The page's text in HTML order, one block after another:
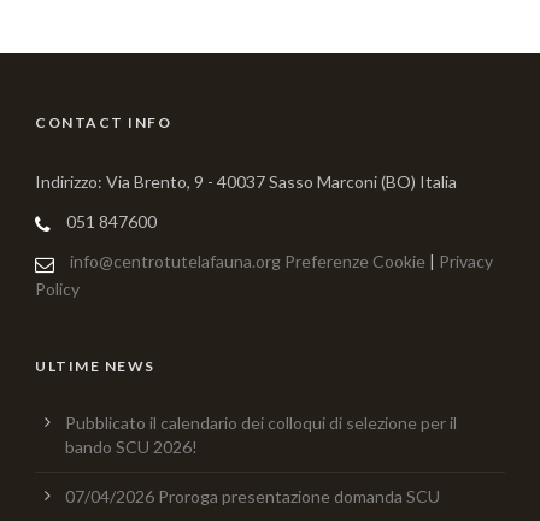
CONTACT INFO
Indirizzo: Via Brento, 9 - 40037 Sasso Marconi (BO) Italia
051 847600
info@centrotutelafauna.org Preferenze Cookie | Privacy
Policy
ULTIME NEWS
Pubblicato il calendario dei colloqui di selezione per il
bando SCU 2026!
07/04/2026 Proroga presentazione domanda SCU